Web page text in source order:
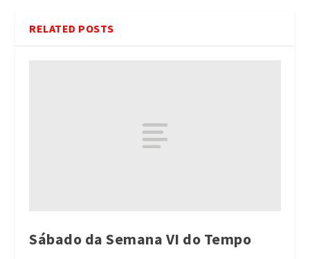
RELATED POSTS
Sábado da Semana VI do Tempo